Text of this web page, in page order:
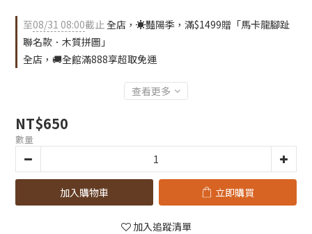
至08/31 08:00截止全店，☀️豔陽季，滿$1499贈「馬卡龍腳趾
聯名款．木質拼圖」
全店，🚚全館滿888享超取免運
查看更多
NT$650
數量
加入購物車 立即購買
加入追蹤清單